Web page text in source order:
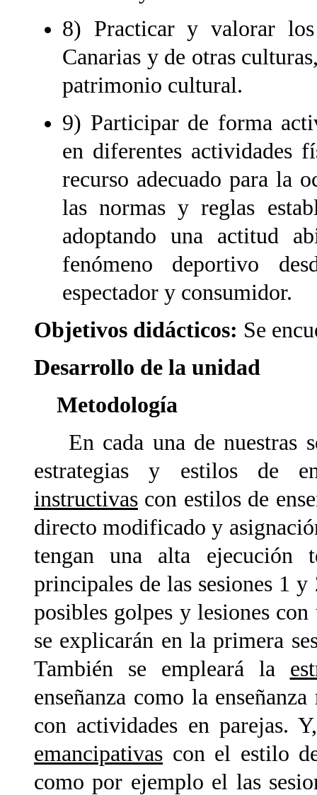
8) Practicar y valorar
Canarias y de otras
patrimonio cultural.
9) Participar de forma
en diferentes actividades
recurso adecuado para la
las normas y reglas
adoptando una actitud
fenómeno deportivo
espectador y consumidor.
Objetivos didácticos: Se
Desarrollo de la unidad
Metodología
En cada una de nuestras
estrategias y estilos de
instructivas con estilos de
directo modificado y
tengan una alta ejecución
principales de las sesiones 1
posibles golpes y lesiones
se explicarán en la primera
También se empleará la
enseñanza como la
con actividades en parejas.
emancipativas con el estilo
como por ejemplo el las